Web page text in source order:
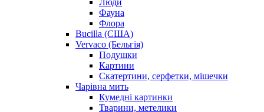
Фауна
Флора
Bucilla (США)
Vervaco (Бельгія)
Подушки
Картини
Скатертини, серфетки, мішечки
Чарiвна мить
Кумедні картинки
Тварини, метелики